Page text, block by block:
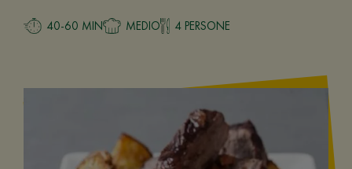
40-60 MIN MEDIO 4 PERSONE